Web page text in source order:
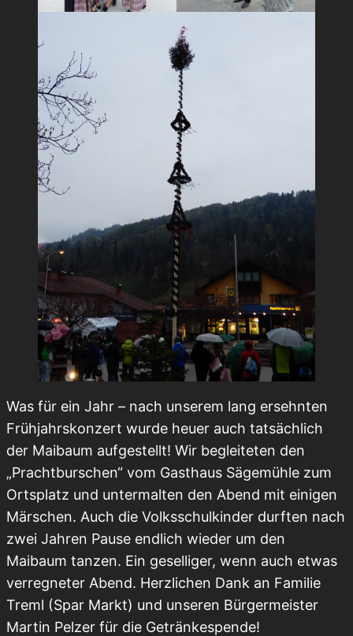
Was für ein Jahr – nach unserem lang ersehnten
Frühjahrskonzert wurde heuer auch tatsächlich
der Maibaum aufgestellt! Wir begleiteten den
„Prachtburschen“ vom Gasthaus Sägemühle zum
Ortsplatz und untermalten den Abend mit einigen
Märschen. Auch die Volksschulkinder durften nach
zwei Jahren Pause endlich wieder um den
Maibaum tanzen. Ein geselliger, wenn auch etwas
verregneter Abend. Herzlichen Dank an Familie
Treml (Spar Markt) und unseren Bürgermeister
Martin Pelzer für die Getränkespende!